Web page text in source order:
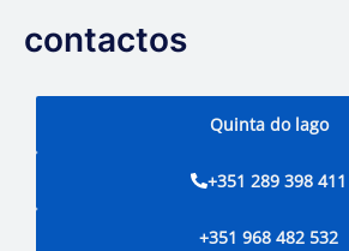
contactos
Quinta do lago
+351 289 398 411
+351 968 482 532